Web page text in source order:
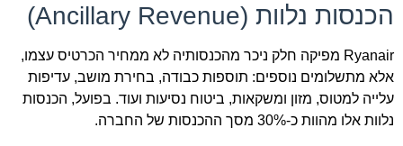
הכנסות נלוות (Ancillary Revenue)
Ryanair מפיקה חלק ניכר מהכנסותיה לא ממחיר הכרטיס עצמו,
אלא מתשלומים נוספים: תוספות כבודה, בחירת מושב, עדיפות
עלייה למטוס, מזון ומשקאות, ביטוח נסיעות ועוד. בפועל, הכנסות
נלוות אלו מהוות כ-30% מסך ההכנסות של החברה.